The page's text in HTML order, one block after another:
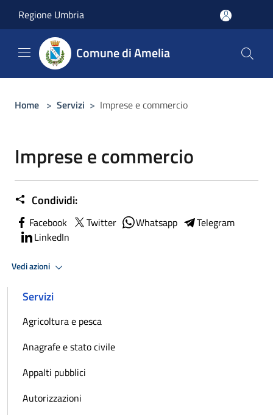
Regione Umbria
Comune di Amelia
Home > Servizi > Imprese e commercio
Imprese e commercio
Condividi:
Facebook Twitter Whatsapp
Telegram
LinkedIn
Vedi azioni
Servizi
Agricoltura e pesca
Anagrafe e stato civile
Appalti pubblici
Autorizzazioni